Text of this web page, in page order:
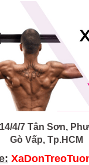
4/7 Tân Sơn,
Gò Vấp, Tp.HCM